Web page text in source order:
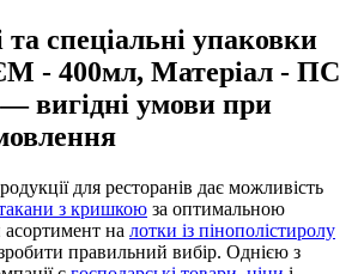
та спеціальні упаковки
- 400мл, Матеріал - ПС
вигідні умови при
для ресторанів дає можливість
з кришкою за оптимальною
на лотки із пінополістиролу
правильний вибір. Однією з